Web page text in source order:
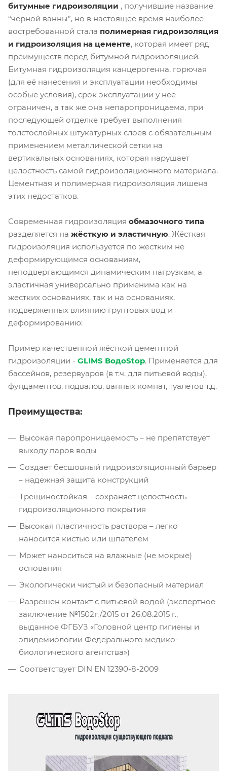
битумные гидроизоляции , получившие название
“чёрной ванны”, но в настоящее время наиболее
востребованной стала полимерная гидроизоляция
и гидроизоляция на цементе, которая имеет ряд
преимуществ перед битумной гидроизоляцией.
Битумная гидроизоляция канцерогенна, горючая
(для её нанесения и эксплуатации необходимы
особые условия), срок эксплуатации у неё
ограничен, а так же она непаропроницаема, при
последующей отделке требует выполнения
толстослойных штукатурных слоёв с обязательным
применением металлической сетки на
вертикальных основаниях, которая нарушает
целостность самой гидроизоляционного материала.
Цементная и полимерная гидроизоляция лишена
этих недостатков.
Современная гидроизоляция обмазочного типа
разделяется на жёсткую и эластичную. Жёсткая
гидроизоляция используется по жестким не
деформирующимся основаниям,
неподвергающимся динамическим нагрузкам, а
эластичная универсально применима как на
жестких основаниях, так и на основаниях,
подверженных влиянию грунтовых вод и
деформированию:
Пример качественной жёсткой цементной
гидроизоляции - GLIMS ВодоStop. Применяется для
бacceйнoв, peзepвуapoв (в т.ч. для питьeвoй вoды),
фундaмeнтoв, пoдвaлoв, вaнныx комнат, туалетов т.д.
Преимущества:
Высокая паропроницаемость – не препятствует
выходу паров воды
Создает бесшовный гидроизоляционный барьер
– надежная защита конструкций
Трещиностойкая – сохраняет целостность
гидроизоляционного покрытия
Высокая пластичность раствора – легко
наносится кистью или шпателем
Может наноситься на влажные (не мокрые)
основания
Экологически чистый и безопасный материал
Разрешен контакт с питьевой водой (экспертное
заключение №1502г./2015 от 26.08.2015 г.,
выданное ФГБУЗ «Головной центр гигиены и
эпидемиологии Федерального медико-
биологического агентства»)
Соответствует DIN EN 12390-8-2009